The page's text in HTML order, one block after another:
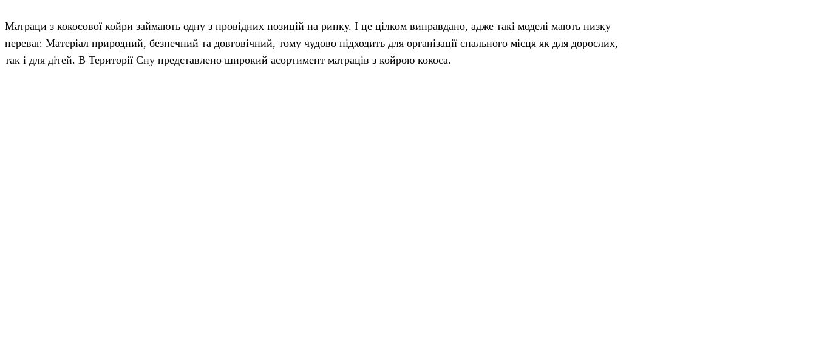
Матраци з кокосової койри займають одну з провідних позицій на ринку. І це цілком виправдано, адже такі моделі мають низку
переваг. Матеріал природний, безпечний та довговічний, тому чудово підходить для організації спального місця як для дорослих,
так і для дітей. В Території Сну представлено широкий асортимент матраців з койрою кокоса.